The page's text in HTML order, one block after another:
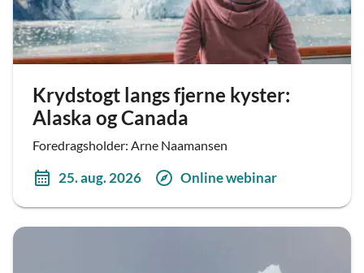
Krydstogt langs fjerne kyster:
Alaska og Canada
Foredragsholder: Arne Naamansen
25. aug. 2026 Online webinar